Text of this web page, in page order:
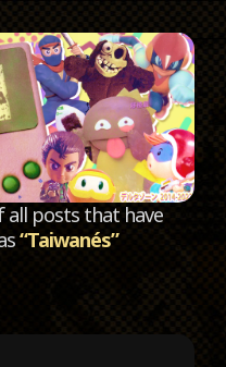
all posts that have
“Taiwanés”